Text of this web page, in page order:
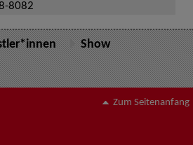
8082
Show
Zum Seitenanfang